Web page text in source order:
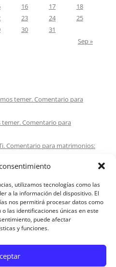
utilizamos tecnologías como las
a la información del dispositivo. El
nos permitirá procesar datos como
las identificaciones únicas en este
puede afectar
y funciones.
16 17
18
23 24
25
30
31
Sep »
temer. Comentario para
temer. Comentario para
Comentario para matrimonios:
Comentario para Matrimonios:
en¿Ser o hacer? Comentario para